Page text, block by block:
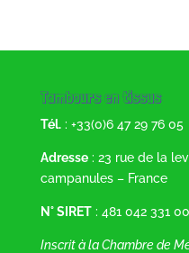
Tambours en tissus
Tél.: +33(0)6 47 29 76 05
Adresse: 23 rue de la
campanules – France
N° SIRET: 481 042 331
Inscrit à la Chambre de